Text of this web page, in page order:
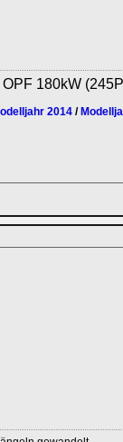
180kW
2014 /